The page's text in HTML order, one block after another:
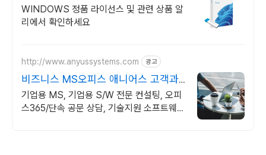
쏙드는 오늘의 특가
WINDOWS 정품 라이선스 및 관련 상품 알
리에서 확인하세요
http://www.anyussystems.com 광고
비즈니스 MS오피스 애니어스 고객과
소통하는 IT 파트너
기업용 MS, 기업용 S/W 전문 컨설팅, 오피
스365/단속 공문 상담, 기술지원 소프트웨어